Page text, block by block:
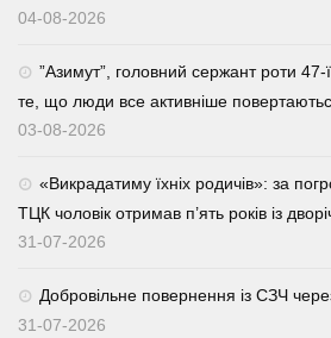
04-08-2026
⁨”Азимут”, головний сержант роти
те, що люди все активніше
03-08-2026
«Викрадатиму їхніх родичів»: за
ТЦК чоловік отримав п’ять років із
31-07-2026
Добровільне повернення із СЗЧ
31-07-2026